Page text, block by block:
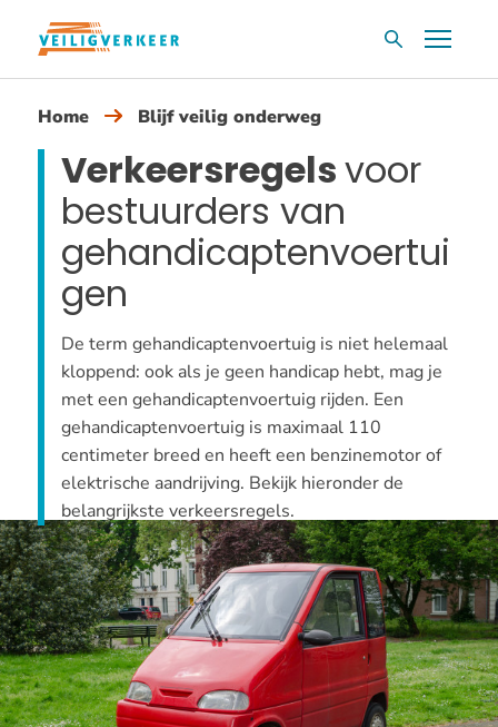
Overslaan
inhoud
ZoekvakMenu
Home Blijf veilig onderweg
Verkeersregelsvoor
bestuurders van
gehandicaptenvoertui
gen
De term gehandicaptenvoertuig is niet helemaal
kloppend: ook als je geen handicap hebt, mag je
met een gehandicaptenvoertuig rijden. Een
gehandicaptenvoertuig is maximaal 110
centimeter breed en heeft een benzinemotor of
elektrische aandrijving. Bekijk hieronder de
belangrijkste verkeersregels.